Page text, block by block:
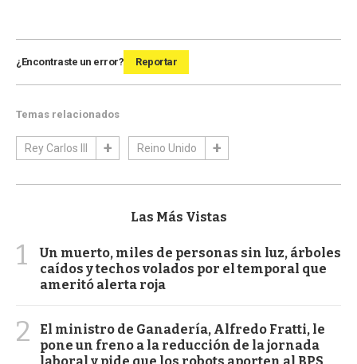
¿Encontraste un error? Reportar
Temas relacionados
Rey Carlos III Reino Unido
Las Más Vistas
1
Un muerto, miles de personas sin luz, árboles
caídos y techos volados por el temporal que
ameritó alerta roja
2
El ministro de Ganadería, Alfredo Fratti, le
pone un freno a la reducción de la jornada